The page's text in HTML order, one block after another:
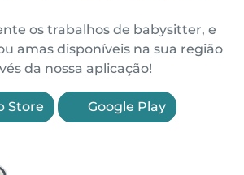
os trabalhos de babysitter, e
amas disponíveis na sua região
da nossa aplicação!
Store Google Play